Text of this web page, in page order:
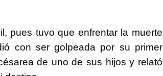
pues tuvo que enfrentar la muerte
con ser golpeada por su primer
de uno de sus hijos y relató